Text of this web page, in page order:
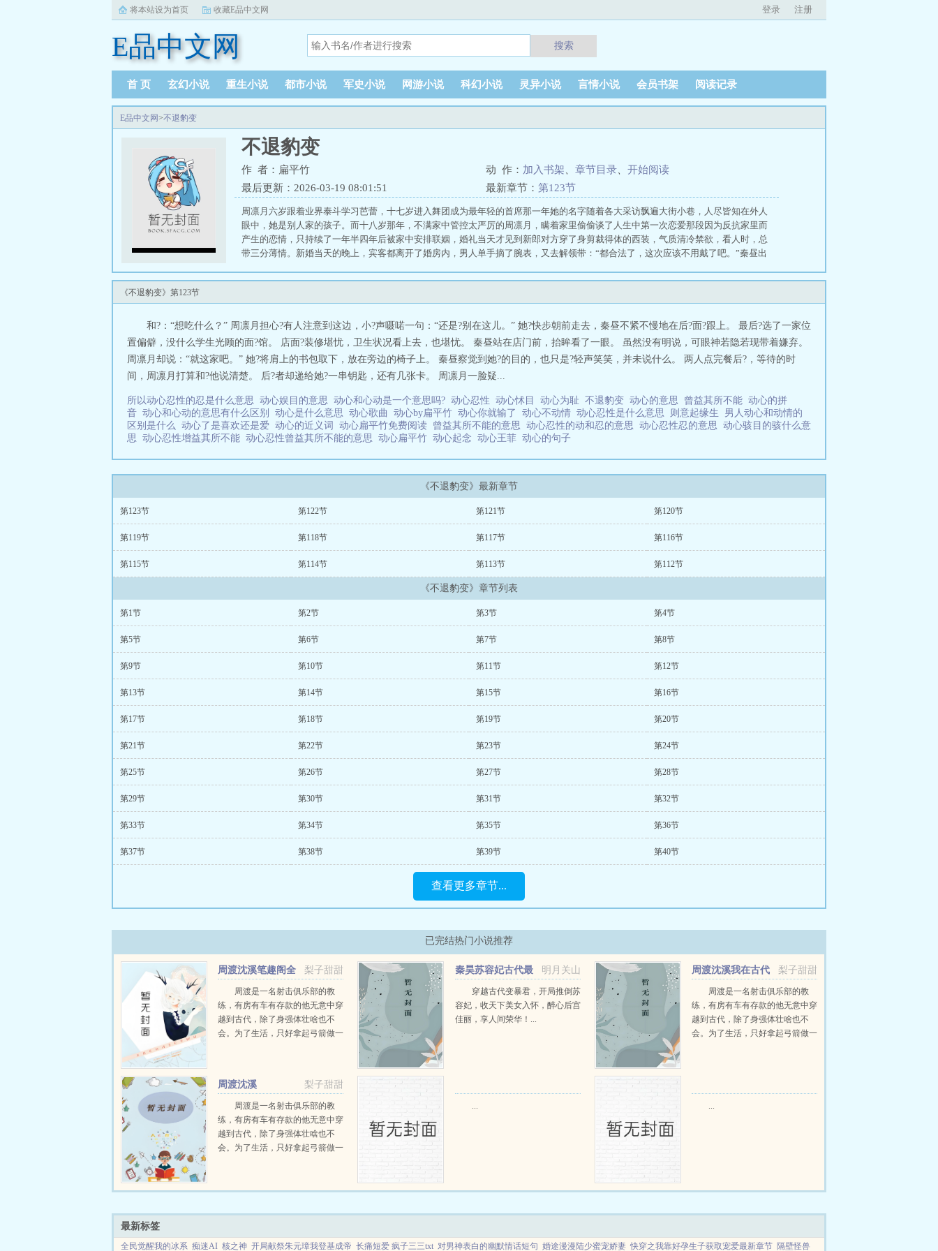
将本站设为首页 收藏E品中文网 登录 注册
E品中文网 搜索
首 页 玄幻小说 重生小说 都市小说 军史小说 网游小说 科幻小说 灵异小说 言情小说 会员书架 阅读记录
E品中文网>不退豹变
不退豹变
作 者：扁平竹 动 作： 加入书架 章节目录
开始阅读
最后更新：2026-03-19 08:01:51
最新章节： 第123节
周凛月六岁跟着业界泰斗学习芭蕾，十七岁进入舞团成为最年轻的首席那一年她的名字随着各大采访飘遍大街小巷，人尽皆知在外人
眼中，她是别人家的孩子。而十八岁那年，不满家中管控太严厉的周凛月，瞒着家里偷偷谈了人生中第一次恋爱那段因为反抗家里而
产生的恋情，只持续了一年半四年后被家中安排联姻，婚礼当天才见到新郎对方穿了身剪裁得体的西装，气质清冷禁欲，看人时，总
带三分薄情。新婚当天的晚上，宾客都离开了婚房内，男人单手摘了腕表，又去解领带：“都合法了，这次应该不用戴了吧。”秦昼出
周凛月和他联姻这件事，所有人都觉得，周凛月注定了守一辈子活寡好友过去找人，决心劝劝到底周凛月也是个娇生惯养的大**，别
《不退豹变》第123节
和?：“想吃什么？” 周凛月担心?有人注意到这边，小?声嗫喏一句：“还是?别在这儿。” 她?快步朝前走去，秦昼不紧不慢地在后?面?跟上。 最后?选了一家位
置偏僻，没什么学生光顾的面?馆。 店面?装修堪忧，卫生状况看上去，也堪忧。 秦昼站在店门前，抬眸看了一眼。 虽然没有明说，可眼神若隐若现带着嫌弃。
周凛月却说：“就这家吧。” 她?将肩上的书包取下，放在旁边的椅子上。 秦昼察觉到她?的目的，也只是?轻声笑笑，并未说什么。 两人点完餐后?，等待的时
间，周凛月打算和?他说清楚。 后?者却递给她?一串钥匙，还有几张卡。 周凛月一脸疑...
所以动心忍性的忍是什么意思 动心娱目的意思 动心和心动是一个意思吗? 动心忍性 动心怵目 动心为耻 不退豹变 动心的意思 曾益其所不能 动心的拼
音 动心和心动的意思有什么区别 动心是什么意思 动心歌曲 动心by扁平竹 动心你就输了 动心不动情 动心忍性是什么意思 则意起缘生 男人动心和动情的
区别是什么 动心了是喜欢还是爱 动心的近义词 动心扁平竹免费阅读 曾益其所不能的意思 动心忍性的动和忍的意思 动心忍性忍的意思 动心骇目的骇什么意
思 动心忍性增益其所不能 动心忍性曾益其所不能的意思 动心扁平竹 动心起念 动心王菲 动心的句子
《不退豹变》最新章节
第123节 第122节 第121节 第120节
第119节 第118节 第117节 第116节
第115节 第114节 第113节 第112节
《不退豹变》章节列表
第1节 第2节 第3节 第4节
第5节 第6节 第7节 第8节
第9节 第10节 第11节 第12节
第13节 第14节 第15节 第16节
第17节 第18节 第19节 第20节
第21节 第22节 第23节 第24节
第25节 第26节 第27节 第28节
第29节 第30节 第31节 第32节
第33节 第34节 第35节 第36节
第37节 第38节 第39节 第40节
查看更多章节...
已完结热门小说推荐
梨子甜甜
周渡沈溪笔趣阁全
文免费阅读
周渡是一名射击俱乐部的教
练，有房有车有存款的他无意中穿
越到古代，除了身强体壮啥也不
会。为了生活，只好拿起弓箭做一
渡看着山下的寥寥炊烟，以及那...
明月关山
秦昊苏容妃古代最
强昏君最新章节在线阅读
穿越古代变暴君，开局推倒苏
容妃，收天下美女入怀，醉心后宫
佳丽，享人间荣华！...
梨子甜甜
周渡沈溪我在古代
当猎户小说免费在线阅读
周渡是一名射击俱乐部的教
练，有房有车有存款的他无意中穿
越到古代，除了身强体壮啥也不
会。为了生活，只好拿起弓箭做一
梨子甜甜
周渡沈溪
周渡是一名射击俱乐部的教
练，有房有车有存款的他无意中穿
越到古代，除了身强体壮啥也不
会。为了生活，只好拿起弓箭做一
只野兔，不会做（失望）第三天周
... ...
最新标签
全民觉醒我的冰系 痴迷AI 核之神 开局献祭朱元璋我登基成帝 长痛短爱 疯子三三txt 对男神表白的幽默情话短句 婚途漫漫陆少蜜宠娇妻 快穿之我靠好孕生子获取宠爱最新章节 隔壁怪兽